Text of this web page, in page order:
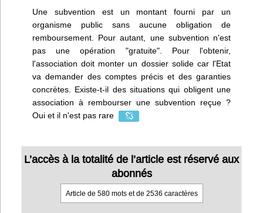
Une subvention est un montant fourni par un
organisme public sans aucune obligation de
remboursement. Pour autant, une subvention n'est
pas une opération "gratuite". Pour l'obtenir,
l'association doit monter un dossier solide car l'Etat
va demander des comptes précis et des garanties
concrètes. Existe-t-il des situations qui obligent une
association à rembourser une subvention reçue ?
Oui et il n'est pas rare
L’accès à la totalité de l’article est réservé aux
abonnés
Article de 580 mots et de 2536 caractères